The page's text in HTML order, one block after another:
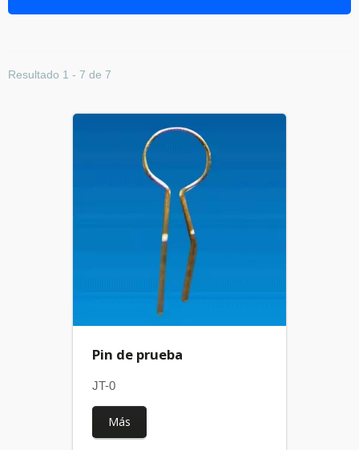
Resultado 1 - 7 de 7
Pin de prueba
JT-0
Más